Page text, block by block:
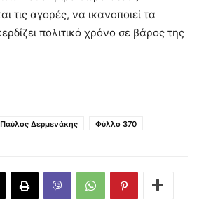
τις αγορές, να ικανοποιεί τα
πολιτικό χρόνο σε βάρος της
Παύλος Δερμενάκης Φύλλο 370